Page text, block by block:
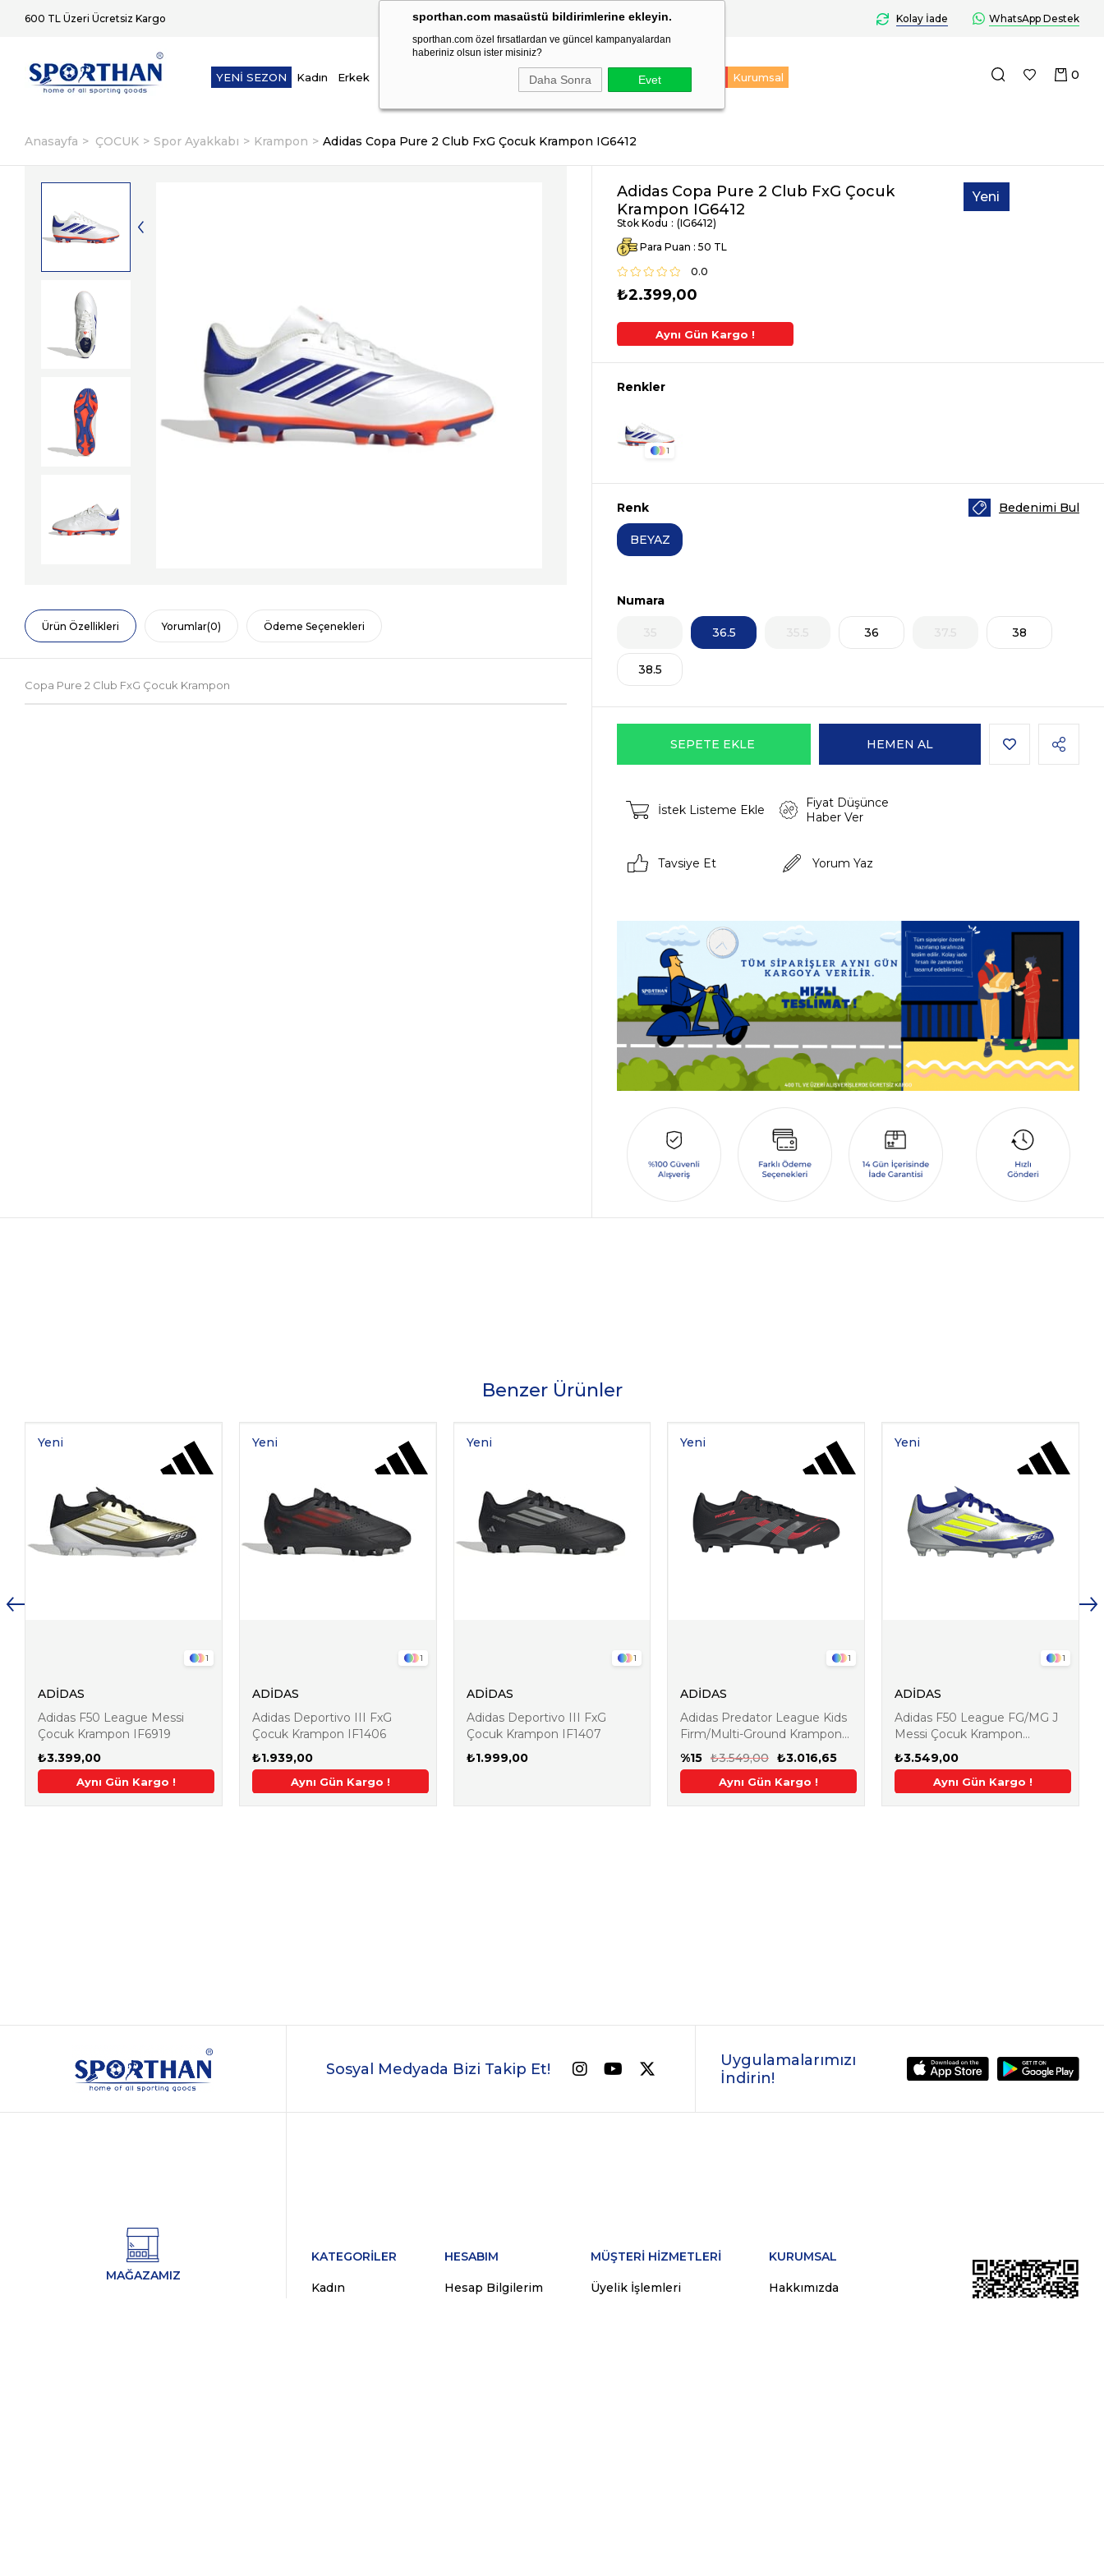
sporthan.com masaüstü bildirimlerine ekleyin.
sporthan.com özel fırsatlardan ve güncel kampanyalardan
haberiniz olsun ister misiniz?
Daha Sonra Evet
600 TL Üzeri Ücretsiz Kargo TÜM SİPARİŞLER AYNI GÜN KARGODA! Kolay İade WhatsApp Destek
YENİ SEZON Kadın Erkek Spor Malzemeleri Takım Sporları Kurumsal 0
Anasayfa ÇOCUK Spor Ayakkabı Krampon Adidas Copa Pure 2 Club FxG Çocuk Krampon IG6412
Ürün Özellikleri Yorumlar(0) Ödeme Seçenekleri
Copa Pure 2 Club FxG Çocuk Krampon
Adidas Copa Pure 2 Club FxG Çocuk
Krampon IG6412
Yeni
Stok Kodu
(IG6412)
Para Puan : 50
0.0
₺2.399,00
2. Üründe Ek %5 İndirim Aynı Gün Kargo ! Aynı Gün Kargo !
1
Renk
BEYAZ
Numara
35 36.5 35.5 36 37.5 38
38.5
Bedenimi Bul
İstek Listeme Ekle
Fiyat Düşünce
Haber Ver
Tavsiye Et Yorum Yaz
Benzer Ürünler
1
ADİDAS
Adidas F50 League Messi
Çocuk Krampon IF6919
₺3.399,00
Yeni
Aynı Gün Kargo ! 2. Üründe Ek %5 İndirim
1
ADİDAS
Adidas Deportivo III FxG
Çocuk Krampon IF1406
₺1.939,00
Yeni
2. Üründe Ek %5 İndirim Aynı Gün Kargo ! Aynı Gün Kargo !
1
ADİDAS
Adidas Deportivo III FxG
Çocuk Krampon IF1407
₺1.999,00
Yeni
1
ADİDAS
Adidas Predator League Kids
Firm/Multi-Ground Krampon
ID3749
%15 ₺3.016,65
₺3.549,00
Yeni
2. Üründe Ek %5 İndirim Aynı Gün Kargo ! Aynı Gün Kargo ! 2. Üründe Ek %5 İndirim
1
ADİDAS
Adidas F50 League FG/MG J
Messi Çocuk Krampon
IH0924
₺3.549,00
Yeni
2. Üründe Ek %5 İndirim 2. Üründe Ek %5 İndirim Aynı Gün Kargo !
2. Üründe Ek %5 İndirim Aynı Gün Kargo ! 2. Üründe Ek %5 İndirim
Sosyal Medyada Bizi Takip Et!
Uygulamalarımızı
İndirin!
MAĞAZAMIZ
KATEGORİLER
Kadın
HESABIM
Hesap Bilgilerim
MÜŞTERİ HİZMETLERİ
Üyelik İşlemleri
KURUMSAL
Hakkımızda